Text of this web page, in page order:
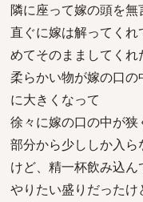
隣に座って嫁の頭を無
直ぐに嫁は解ってく
めてそのまましてくれ
柔らかい物が嫁の口
に大きくなって
徐々に嫁の口の中が
部分から少ししか入ら
けど、精一杯飲み込
やりたい盛りだった